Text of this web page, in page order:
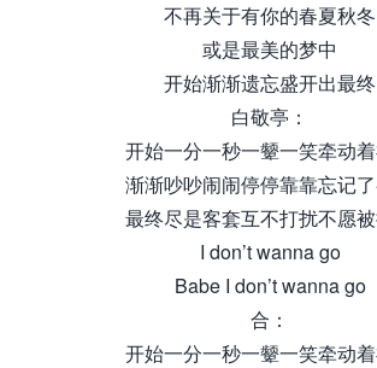
不再关于有你的春夏秋冬
或是最美的梦中
开始渐渐遗忘盛开出最终
白敬亭：
开始一分一秒一颦一笑牵动
渐渐吵吵闹闹停停靠靠忘记
最终尽是客套互不打扰不愿
I don’t wanna go
Babe I don’t wanna go
合：
开始一分一秒一颦一笑牵动